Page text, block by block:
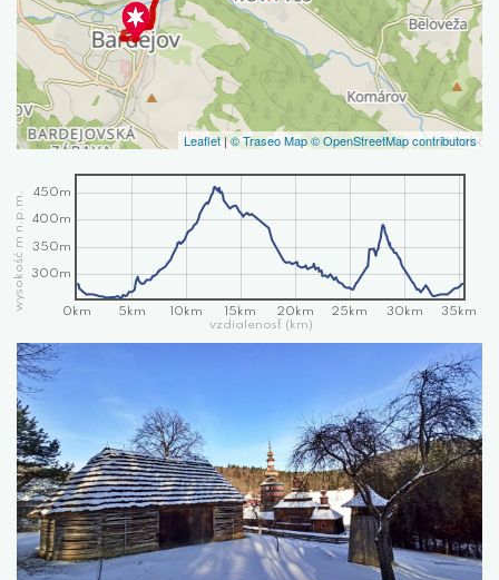
Leaflet|© Traseo Map© OpenStreetMap contributors
vzdialenosť (km)
wysokość m n.p.m.
0km 5km 10km 15km 20km 25km 30km 35km
300m
350m
400m
450m